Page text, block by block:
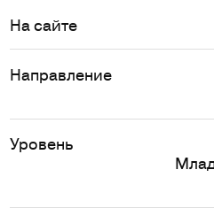
На сайте
Направление
Уровень